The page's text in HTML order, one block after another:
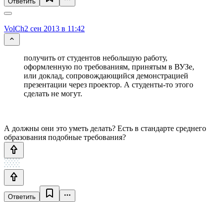
VolCh2 сен 2013 в 11:42
получить от студентов небольшую работу,
оформленную по требованиям, принятым в ВУЗе,
или доклад, сопровождающийся демонстрацией
презентации через проектор. А студенты-то этого
сделать не могут.
А должны они это уметь делать? Есть в стандарте среднего
образования подобные требования?
Ответить